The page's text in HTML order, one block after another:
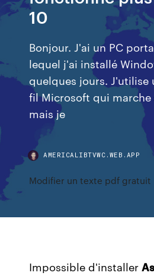
10
Bonjour. J'ai un PC
lequel j'ai installé
quelques jours. J'utilise
fil Microsoft qui
mais je
AMERICALIBTVWC.WEB.APP
Modifier un texte pdf gratuit
Impossible d'installer